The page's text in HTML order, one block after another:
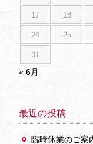
17 18
24 25
31
« 6月
最近の投稿
臨時休業のご案